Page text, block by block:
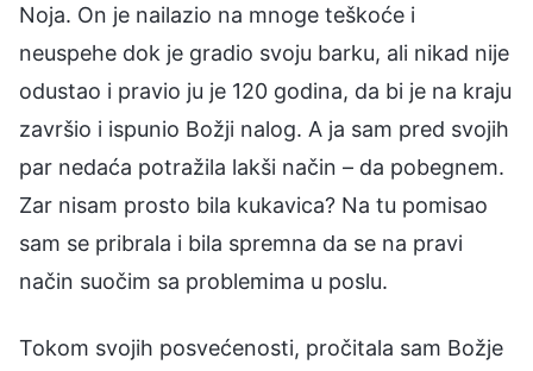
Noja. On je nailazio na mnoge teškoće i
neuspehe dok je gradio svoju barku, ali nikad nije
odustao i pravio ju je 120 godina, da bi je na kraju
završio i ispunio Božji nalog. A ja sam pred svojih
par nedaća potražila lakši način – da pobegnem.
Zar nisam prosto bila kukavica? Na tu pomisao
sam se pribrala i bila spremna da se na pravi
način suočim sa problemima u poslu.
Tokom svojih posvećenosti, pročitala sam Božje